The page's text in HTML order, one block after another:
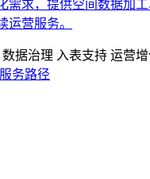
需求，提供空间数据加
运营服务。
数据治理 入表支持 运营
务路径